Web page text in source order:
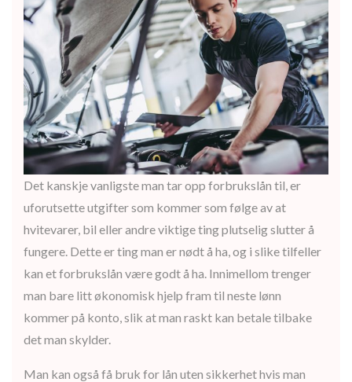
Det kanskje vanligste man tar opp forbrukslån til, er
uforutsette utgifter som kommer som følge av at
hvitevarer, bil eller andre viktige ting plutselig slutter å
fungere. Dette er ting man er nødt å ha, og i slike tilfeller
kan et forbrukslån være godt å ha. Innimellom trenger
man bare litt økonomisk hjelp fram til neste lønn
kommer på konto, slik at man raskt kan betale tilbake
det man skylder.
Man kan også få bruk for lån uten sikkerhet hvis man